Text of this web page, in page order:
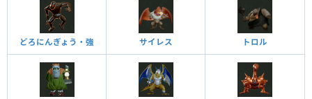
どろにんぎょう・強 サイレス トロル